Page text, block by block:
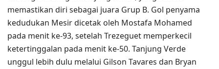
memastikan diri sebagai juara Grup B. Gol penyama
kedudukan Mesir dicetak oleh Mostafa Mohamed
pada menit ke-93, setelah Trezeguet memperkecil
ketertinggalan pada menit ke-50. Tanjung Verde
unggul lebih dulu melalui Gilson Tavares dan Bryan